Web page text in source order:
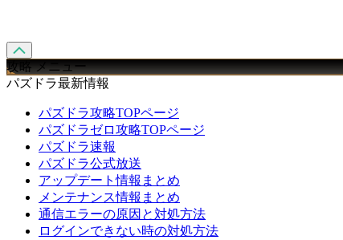
攻略 メニュー
パズドラ最新情報
パズドラ攻略TOPページ
パズドラゼロ攻略TOPページ
パズドラ速報
パズドラ公式放送
アップデート情報まとめ
メンテナンス情報まとめ
通信エラーの原因と対処方法
ログインできない時の対処方法